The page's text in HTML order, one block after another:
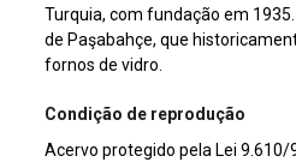
Turquia, com fundação em
de Paşabahçe, que
fornos de vidro.
Condição de reprodução
Acervo protegido pela Lei 9.610/